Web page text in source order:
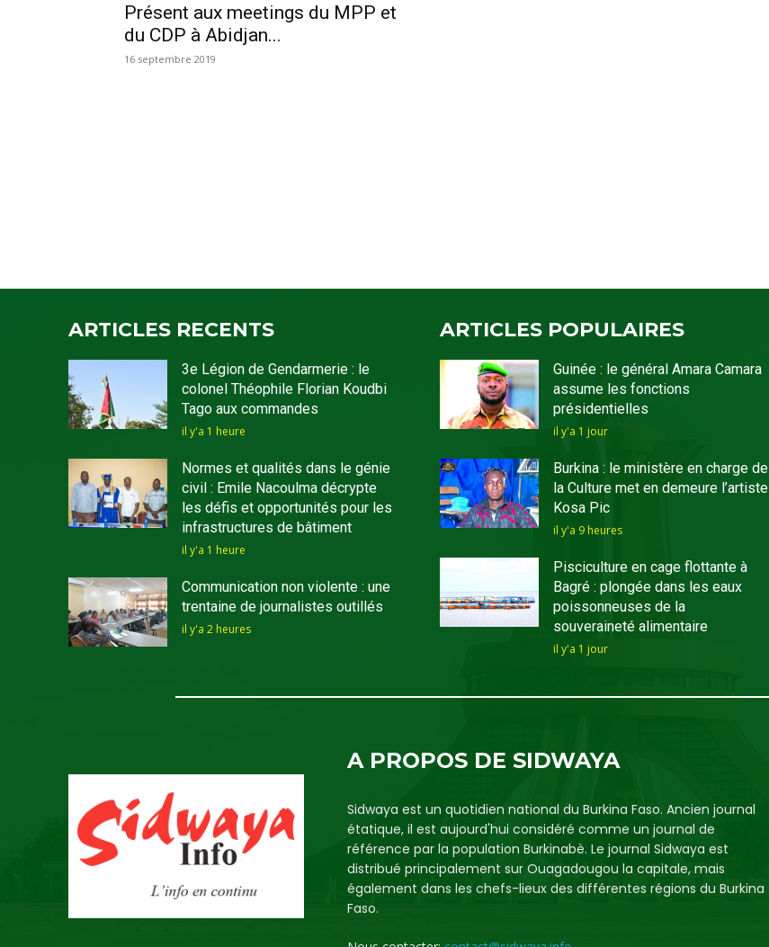
Présent aux meetings du MPP et
du CDP à Abidjan...
16 septembre 2019
ARTICLES RECENTS
3e Légion de Gendarmerie : le
colonel Théophile Florian Koudbi
Tago aux commandes
il y'a 1 heure
Normes et qualités dans le génie
civil : Emile Nacoulma décrypte
les défis et opportunités pour les
infrastructures de bâtiment
il y'a 1 heure
Communication non violente : une
trentaine de journalistes outillés
il y'a 2 heures
ARTICLES POPULAIRES
Guinée : le général Amara Camara
assume les fonctions
présidentielles
il y'a 1 jour
Burkina : le ministère en charge de
la Culture met en demeure l’artiste
Kosa Pic
il y'a 9 heures
Pisciculture en cage flottante à
Bagré : plongée dans les eaux
poissonneuses de la
souveraineté alimentaire
il y'a 1 jour
A PROPOS DE SIDWAYA
Sidwaya est un quotidien national du Burkina Faso. Ancien journal
étatique, il est aujourd'hui considéré comme un journal de
référence par la population Burkinabè. Le journal Sidwaya est
distribué principalement sur Ouagadougou la capitale, mais
également dans les chefs-lieux des différentes régions du Burkina
Faso.